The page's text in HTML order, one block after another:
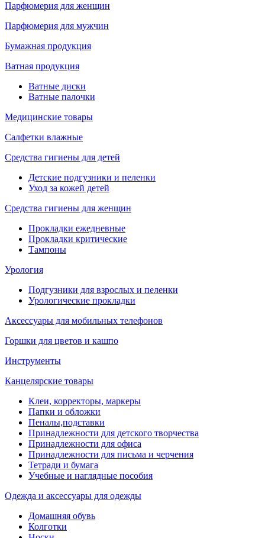
Парфюмерия для женщин
Парфюмерия для мужчин
Бумажная продукция
Ватная продукция
Ватные диски
Ватные палочки
Медицинские товары
Салфетки влажные
Средства гигиены для детей
Детские подгузники и пеленки
Уход за кожей детей
Средства гигиены для женщин
Прокладки ежедневные
Прокладки критические
Тампоны
Урология
Подгузники для взрослых и пеленки
Урологические прокладки
Аксессуары для мобильных телефонов
Горшки для цветов и кашпо
Инструменты
Канцелярские товары
Клеи, корректоры, маркеры
Папки и обложки
Пеналы,подставки
Принадлежности для детского творчества
Принадлежности для офиса
Принадлежности для письма и черчения
Тетради и бумага
Учебные и наглядные пособия
Одежда и аксессуары для одежды
Домашняя обувь
Колготки